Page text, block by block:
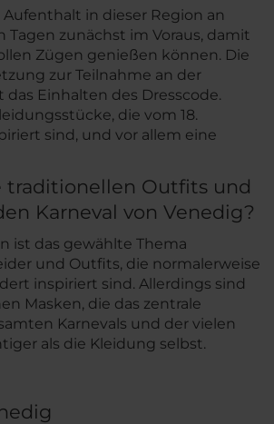
Aufenthalt in dieser Region an
Tagen zunächst im Voraus, damit
Zügen genießen können. Die
zur Teilnahme an der
das Einhalten des Dresscode.
die vom 18.
sind, und vor allem eine
traditionellen Outfits und
Karneval von Venedig?
ist das gewählte Thema
und Outfits, die normalerweise
inspiriert sind. Allerdings sind
Masken, die das zentrale
Karnevals und der vielen
als die Kleidung selbst.